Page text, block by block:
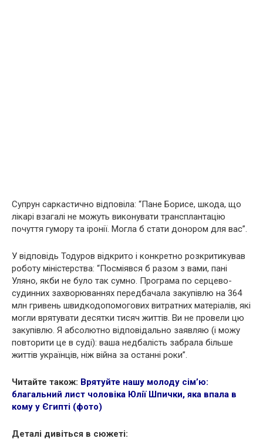
Супрун саркастично відповіла: “Пане Борисе, шкода, що
лікарі взагалі не можуть виконувати трансплантацію
почуття гумору та іронії. Могла б стати донором для вас”.
У відповідь Тодуров відкрито і конкретно розкритикував
роботу міністерства: “Посміявся б разом з вами, пані
Уляно, якби не було так сумно. Програма по серцево-
судинних захворюваннях передбачала закупівлю на 364
млн гривень швидкодопомогових витратних матеріалів, які
могли врятувати десятки тисяч життів. Ви не провели цю
закупівлю. Я абсолютно відповідально заявляю (і можу
повторити це в суді): ваша недбалість забрала більше
життів українців, ніж війна за останні роки”.
Читайте також: Врятуйте нашу молоду сім’ю:
благальний лист чоловіка Юлії Шпички, яка впала в
кому у Єгипті (фото)
Деталі дивіться в сюжеті: